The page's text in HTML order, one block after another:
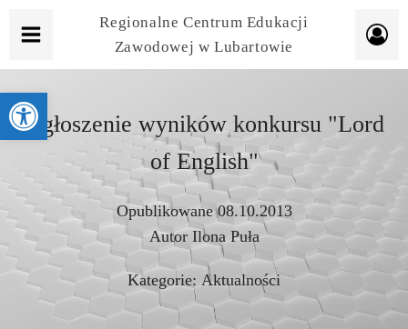
Regionalne Centrum Edukacji
Zawodowej w Lubartowie
Ogłoszenie wyników konkursu "Lord
of English"
Opublikowane08.10.2013
Autor Ilona Puła
Kategorie: Aktualności
Otwórz pasek narzędzi